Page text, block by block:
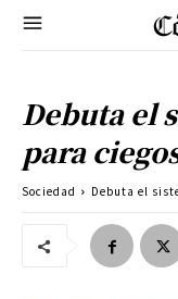
Debuta el
para
Sociedad Debuta el